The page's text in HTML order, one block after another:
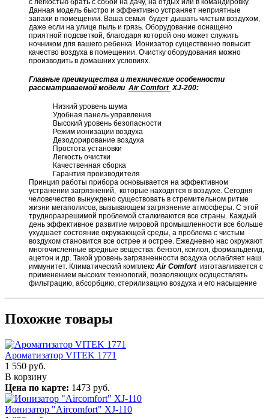
с легкостью брать с собой на дачу, на отдых или в командировку.
Данная модель быстро и эффективно устраняет неприятные
запахи в помещении. Ваша семья будет дышать чистым воздухом,
даже если на улице пыль и грязь. Оборудование оснащено
приятной подсветкой, благодаря которой оно может служить
ночником для вашего ребенка. Ионизатор существенно повысит
качество воздуха в помещении. Очистку оборудования можно
производить в домашних условиях.
Главные преимущества и технические особенности
рассматриваемой модели Air Comfort XJ-200:
Низкий уровень шума
Удобная панель управления
Высокий уровень безопасности
Режим ионизации воздуха
Дезодорирование воздуха
Простота установки
Легкость очистки
Качественная сборка
Гарантия производителя
Принцип работы прибора основывается на эффективном
устранении загрязнений, которые находятся в воздухе. Сегодня
человечество вынуждено существовать в стремительном ритме
жизни мегаполисов, вызывающем загрязнение атмосферы. С этой
трудноразрешимой проблемой сталкиваются все страны. Каждый
день эффективное развитие мировой промышленности все больше
ухудшает состояние окружающей среды, а проблема с чистым
воздухом становится все острее и острее. Ежедневно нас окружают
многочисленные вредные вещества: бензол, ксилол, формальдегид,
ацетон и др. Такой уровень загрязненности воздуха ослабляет наш
иммунитет. Климатический комплекс Air Comfort изготавливается с
применением высоких технологий, позволяющих осуществлять
фильтрацию, абсорбцию, стерилизацию воздуха и его насыщение
Похожие товары
Ароматизатор VITEK 1771
1 550 руб.
В корзину
Цена по карте: 1473 руб.
Ионизатор "Aircomfort" XJ-110